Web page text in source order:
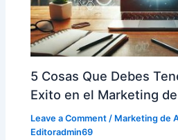
5 Cosas Que Debes
Exito en el Marketing
Leave a Comment / Marketing de
Editoradmin69